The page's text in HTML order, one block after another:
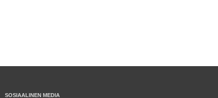
SOSIAALINEN MEDIA